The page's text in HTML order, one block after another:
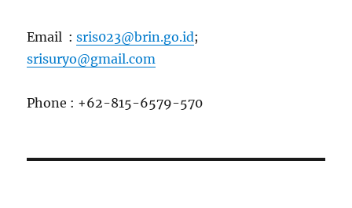
Email :sris023@brin.go.id;
srisuryo@gmail.com
Phone : +62-815-6579-570